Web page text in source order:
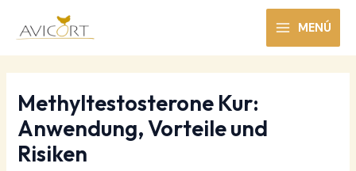
MAIN
MENU
MENÚ
Methyltestosterone Kur:
Anwendung, Vorteile und
Risiken